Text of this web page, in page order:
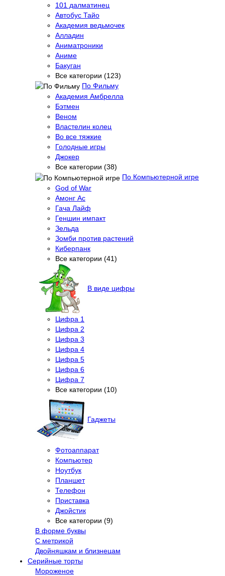
101 далматинец
Автобус Тайо
Академия ведьмочек
Алладин
Аниматроники
Аниме
Бакуган
Все категории (123)
По Фильму
Академия Амбрелла
Бэтмен
Веном
Властелин колец
Во все тяжкие
Голодные игры
Джокер
Все категории (38)
По Компьютерной игре
God of War
Амонг Ас
Гача Лайф
Геншин импакт
Зельда
Зомби против растений
Киберпанк
Все категории (41)
В виде цифры
Цифра 1
Цифра 2
Цифра 3
Цифра 4
Цифра 5
Цифра 6
Цифра 7
Все категории (10)
Гаджеты
Фотоаппарат
Компьютер
Ноутбук
Планшет
Телефон
Приставка
Джойстик
Все категории (9)
В форме буквы
С метрикой
Двойняшкам и близнецам
Серийные торты
Мороженое